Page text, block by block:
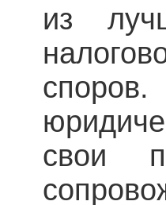
из
споров.
свои